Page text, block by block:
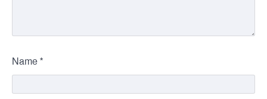
Name *